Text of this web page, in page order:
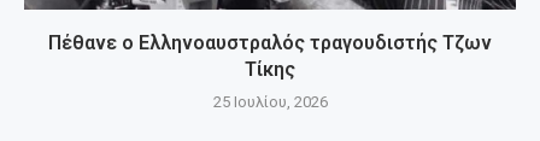
Πέθανε ο Ελληνοαυστραλός τραγουδιστής Τζων
Τίκης
25 Ιουλίου, 2026